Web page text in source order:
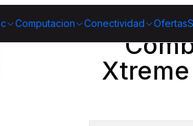
Computacion Conectividad Ofertas
Cantidad